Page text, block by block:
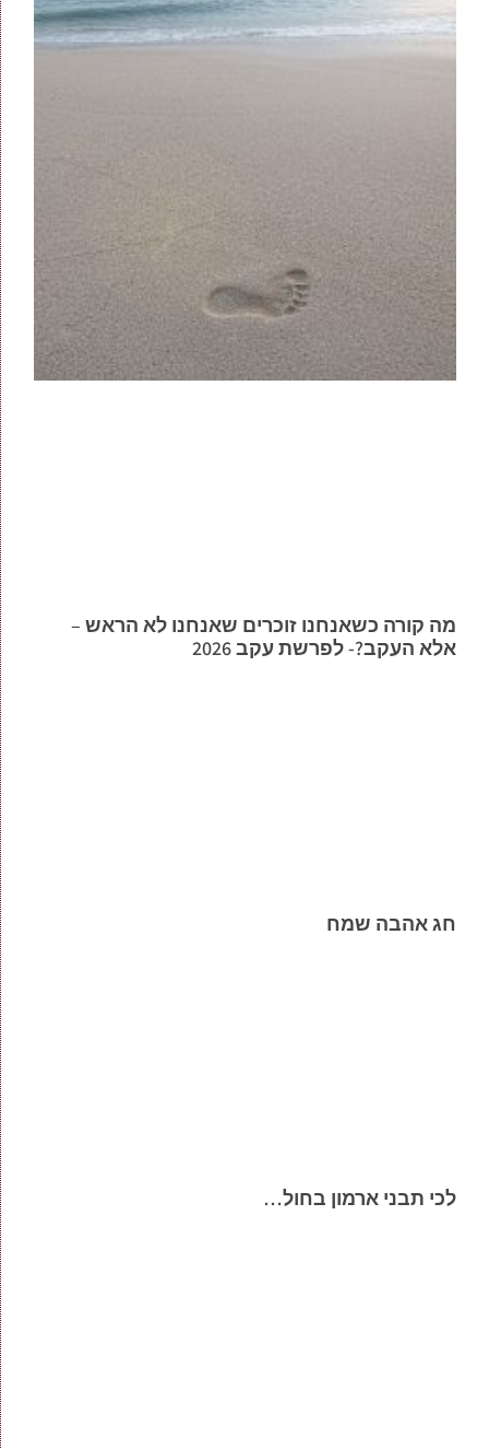
מה קורה כשאנחנו זוכרים שאנחנו לא הראש –
אלא העקב?- לפרשת עקב 2026
חג אהבה שמח
לכי תבני ארמון בחול…